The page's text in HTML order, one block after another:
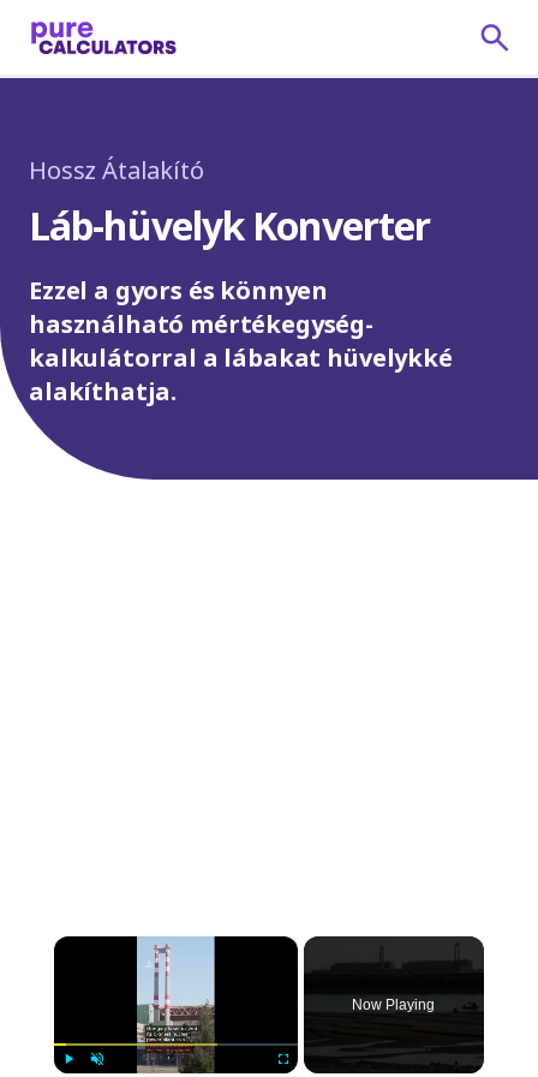
Hossz Átalakító
Láb-hüvelyk Konverter
Ezzel a gyors és könnyen
használható mértékegység-
kalkulátorral a lábakat hüvelykké
alakíthatja.
×
Now Playing